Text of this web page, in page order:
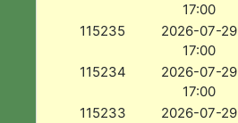
17:00
115235
2026-07-29
17:00
115234
2026-07-29
17:00
115233
2026-07-29